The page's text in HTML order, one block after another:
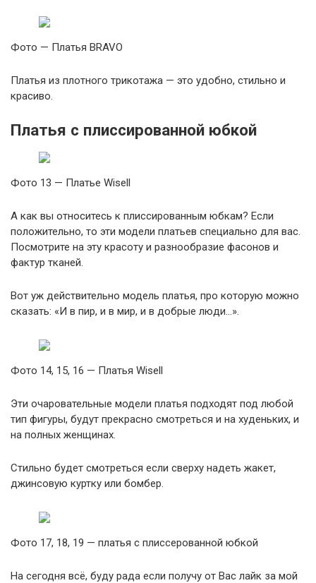
Фото — Платья BRAVO
Платья из плотного трикотажа — это удобно, стильно и
красиво.
Платья с плиссированной юбкой
Фото 13 — Платье Wisell
А как вы относитесь к плиссированным юбкам? Если
положительно, то эти модели платьев специально для вас.
Посмотрите на эту красоту и разнообразие фасонов и
фактур тканей.
Вот уж действительно модель платья, про которую можно
сказать: «И в пир, и в мир, и в добрые люди…».
Фото 14, 15, 16 — Платья Wisell
Эти очаровательные модели платья подходят под любой
тип фигуры, будут прекрасно смотреться и на худеньких, и
на полных женщинах.
Стильно будет смотреться если сверху надеть жакет,
джинсовую куртку или бомбер.
Фото 17, 18, 19 — платья с плиссерованной юбкой
На сегодня всё, буду рада если получу от Вас лайк за мой